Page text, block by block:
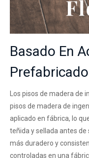
Basado En
Los pisos de madera de
pisos de madera de
aplicado en fábrica, lo
teñida y sellada antes de
más duradero y
controladas en una